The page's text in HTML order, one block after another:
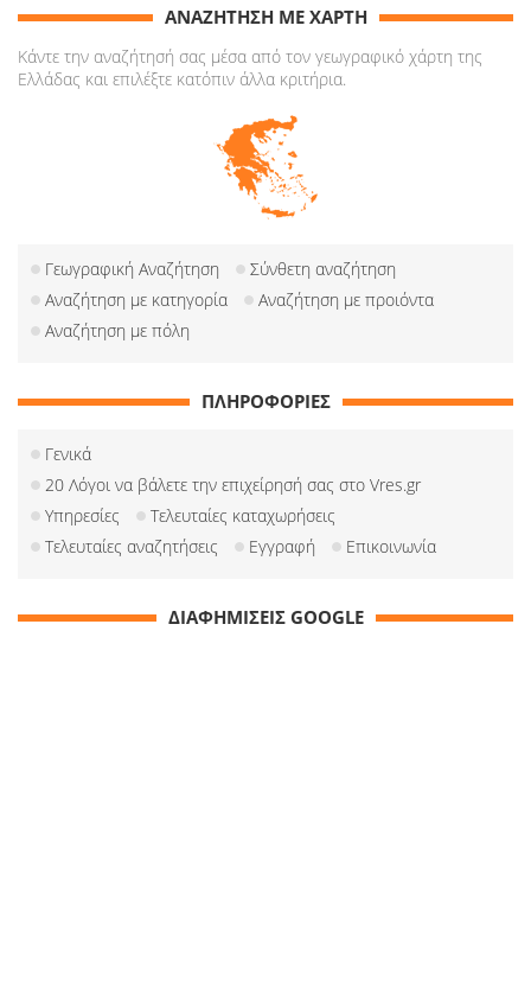
ΑΝΑΖΗΤΗΣΗ ΜΕ ΧΑΡΤΗ
Κάντε την αναζήτησή σας μέσα από τον γεωγραφικό χάρτη της
Ελλάδας και επιλέξτε κατόπιν άλλα κριτήρια.
Γεωγραφική Αναζήτηση
Σύνθετη αναζήτηση
Αναζήτηση με κατηγορία
Αναζήτηση με προιόντα
Αναζήτηση με πόλη
ΠΛΗΡΟΦΟΡΙΕΣ
Γενικά
20 Λόγοι να βάλετε την επιχείρησή σας στο Vres.gr
Υπηρεσίες
Τελευταίες καταχωρήσεις
Τελευταίες αναζητήσεις
Εγγραφή Επικοινωνία
ΔΙΑΦΗΜΙΣΕΙΣ GOOGLE